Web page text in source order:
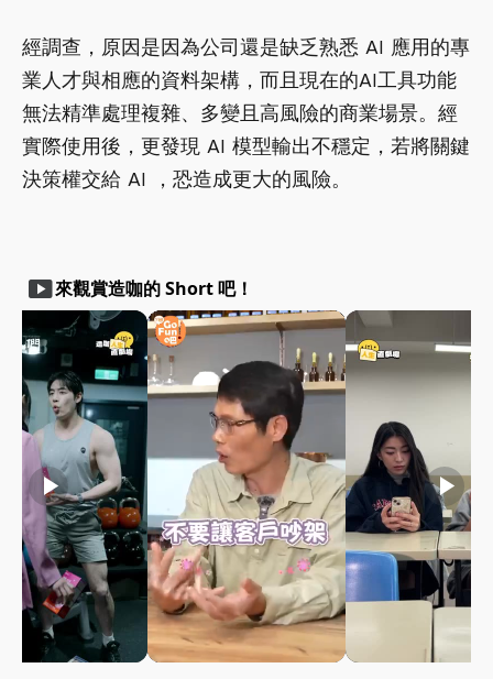
經調查，原因是因為公司還是缺乏熟悉 AI 應用的專
業人才與相應的資料架構，而且現在的AI工具功能
無法精準處理複雜、多變且高風險的商業場景。經
實際使用後，更發現 AI 模型輸出不穩定，若將關鍵
決策權交給 AI ，恐造成更大的風險。
smart_display來觀賞造咖的 Short 吧！
play_arrow play_arrow play_arrow